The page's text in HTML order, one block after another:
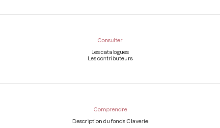
Consulter
Les catalogues
Les contributeurs
Comprendre
Description du fonds Claverie